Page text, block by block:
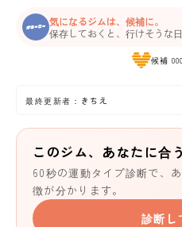
気になるジムは、候補に。
保存しておくと、行けそうな
候補
最終更新者：きちえ
このジム、あなたに合
60秒の運動タイプ診断で、
徴が分かります。
診断し